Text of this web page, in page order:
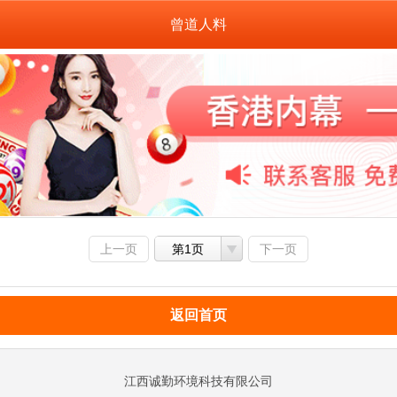
曾道人料
上一页 第1页 下一页
返回首页
江西诚勤环境科技有限公司